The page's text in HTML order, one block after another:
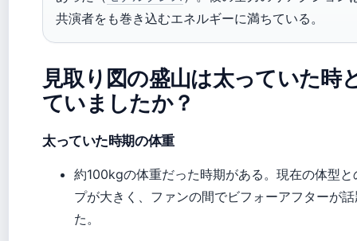
共演者をも巻き込むエネルギーに満ちている。
見取り図の盛山は太っていた時
ていましたか？
太っていた時期の体重
約100kgの体重だった時期がある。現在の体型と
プが大きく、ファンの間でビフォーアフターが
た。